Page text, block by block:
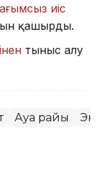
иіс
қашырды.
тыныс алу
Ауа райы